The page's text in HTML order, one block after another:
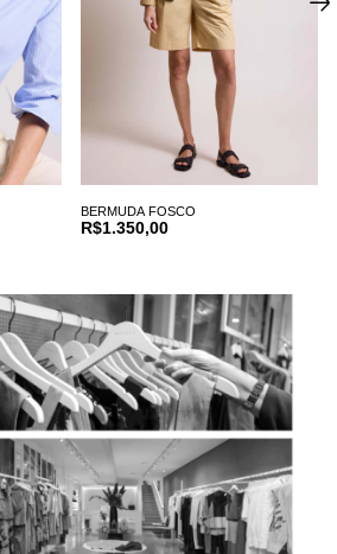
BERMUDA FOSCO
R$1.350,00